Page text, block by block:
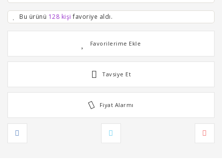
Bu ürünü 128 kişi favoriye aldı.
Tavsiye Et
Fiyat Alarmı